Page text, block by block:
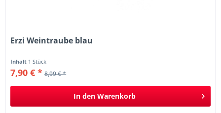
Erzi Weintraube blau
Inhalt 1 Stück
7,90 € * 8,99 € *
In den Warenkorb